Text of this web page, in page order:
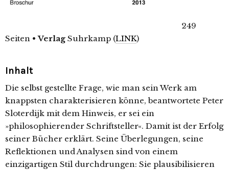
249
Seiten • Verlag Suhrkamp (LINK)
Inhalt
Die selbst gestellte Frage, wie man sein Werk am
knappsten charakterisieren könne, beantwortete Peter
Sloterdijk mit dem Hinweis, er sei ein
»philosophierender Schriftsteller«. Damit ist der Erfolg
seiner Bücher erklärt. Seine Überlegungen, seine
Reflektionen und Analysen sind von einem
einzigartigen Stil durchdrungen: Sie plausibilisieren